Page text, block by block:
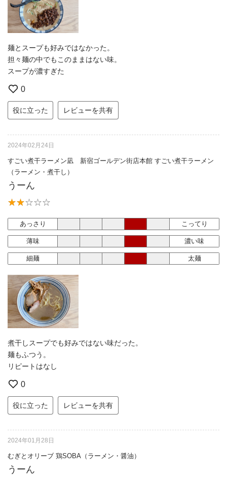
麺とスープも好みではなかった。
担々麺の中でもこのままはない味。
スープが濃すぎた
0
役に立った レビューを共有
2024年02月24日
すごい煮干ラーメン凪 新宿ゴールデン街店本館 すごい煮干ラーメン
（ラーメン・煮干し）
うーん
あっさり こってり
薄味 濃い味
細麺 太麺
煮干しスープでも好みではない味だった。
麺もふつう。
リピートはなし
0
役に立った レビューを共有
2024年01月28日
むぎとオリーブ 鶏SOBA（ラーメン・醤油）
うーん